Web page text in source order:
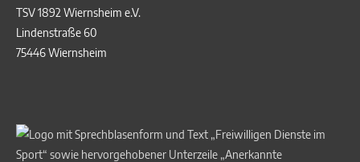
TSV 1892 Wiernsheim e.V.
Lindenstraße 60
75446 Wiernsheim